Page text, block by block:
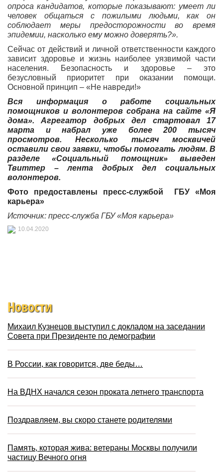
опроса кандидатов, которые показывают: умеет ли
человек общаться с пожилыми людьми, как он
соблюдает меры предосторожности во время
эпидемии, насколько ему можно доверять?».
Сейчас от действий и личной ответственности каждого
зависит здоровье и жизнь наиболее уязвимой части
населения. Безопасность и здоровье – это
безусловный приоритет при оказании помощи.
Основной принцип – «Не навреди!»
Вся информация о работе социальных
помощников и волонтеров собрана на сайте «Я
дома». Агрегатор добрых дел стартовал 17
марта и набрал уже более 200 тысяч
просмотров. Несколько тысяч москвичей
оставили свои заявки, чтобы помогать людям. В
разделе «Социальный помощник» выведен
Твиттер – лента добрых дел социальных
волонтеров.
Фото предоставлены пресс-службой ГБУ «Моя
карьера»
Источник: пресс-служба ГБУ «Моя карьера»
10.04.2020
Новости
Михаил Кузнецов выступил с докладом на заседании
Совета при Президенте по демографии
В России, как говорится, две беды…
На ВДНХ начался сезон проката летнего транспорта
Поздравляем, вы скоро станете родителями
Память, которая жива: ветераны Москвы получили
частицу Вечного огня